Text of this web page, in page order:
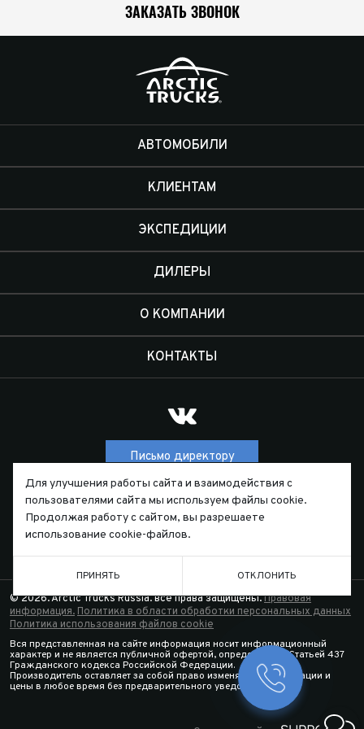
ЗАКАЗАТЬ ЗВОНОК
АВТОМОБИЛИ
КЛИЕНТАМ
ЭКСПЕДИЦИИ
ДИЛЕРЫ
О КОМПАНИИ
КОНТАКТЫ
Письмо директору
ТЕЛЕФОН
7 (391) 229-55-44
© 2026. Arctic Trucks Russia. все права защищены.Правовая
информация. Политика в области обработки персональных данных
Политика использования файлов cookie
Вся представленная на сайте информация носит информационный
характер и не является публичной офертой, определяемой Статьей 437
Гражданского кодекса Российской Федерации.
Производитель оставляет за собой право изменять спецификации и
цены в любое время без предварительного уведомления.
Заказать
Для улучшения работы сайта и взаимодействия с
пользователями сайта мы используем файлы cookie.
Продолжая работу с сайтом, вы разрешаете
использование cookie-файлов.
ПРИНЯТЬ ОТКЛОНИТЬ